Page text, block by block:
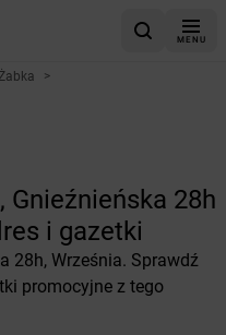
MENU
Żabka
>
Gnieźnieńska 28h
i gazetki
28h, Września. Sprawdź
promocyjne z tego